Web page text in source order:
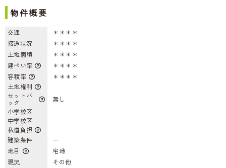
物件概要
交通
＊＊＊＊
接道状況
＊＊＊＊
土地面積
＊＊＊＊
建ぺい率
＊＊＊＊
容積率
＊＊＊＊
土地権利
セットバ
ック
無し
小学校区
中学校区
私道負担
建築条件
ー
地目
宅地
現況
その他